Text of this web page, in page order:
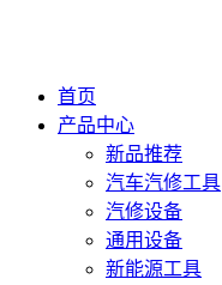
首页
产品中心
新品推荐
汽车汽修工具
汽修设备
通用设备
新能源工具